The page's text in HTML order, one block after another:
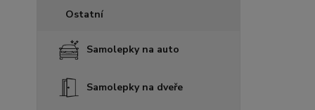
Ostatní
Samolepky na auto
Samolepky na dveře